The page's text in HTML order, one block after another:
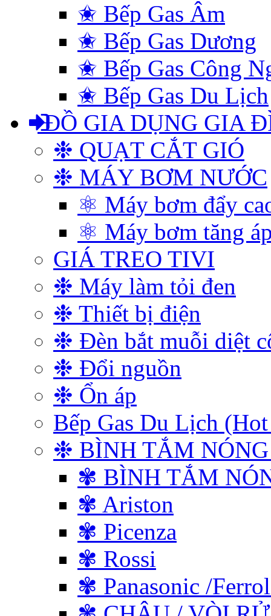
✬ Bếp Gas Âm
✬ Bếp Gas Dương
✬ Bếp Gas Công
✬ Bếp Gas Du Lịch
ĐỒ GIA DỤNG GIA
❉ QUẠT CẮT GIÓ
❉ MÁY BƠM NƯỚC
⚛ Máy bơm đẩy
⚛ Máy bơm tăng
GIÁ TREO TIVI
❉ Máy làm tỏi đen
❉ Thiết bị điện
❉ Đèn bắt muỗi diệt
❉ Đổi nguồn
❉ Ổn áp
Bếp Gas Du Lịch
❉ BÌNH TẮM
✾ BÌNH TẮM
✾ Ariston
✾ Picenza
✾ Rossi
✾ Panasonic /